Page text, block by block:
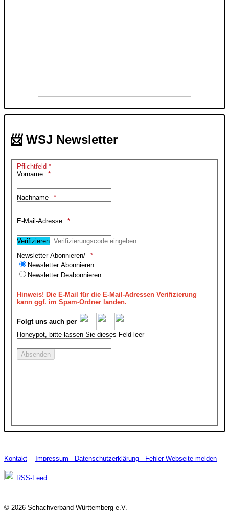
📨 WSJ Newsletter
Pflichtfeld *
Vorname
Nachname
E-Mail-Adresse
Verifizieren
Newsletter Abonnieren/
Newsletter Abonnieren
Newsletter Deabonnieren
Hinweis! Die E-Mail für die E-Mail-Adressen Verifizierung
kann ggf. im Spam-Ordner landen.
Folgt uns auch per
Honeypot, bitte lassen Sie dieses Feld leer
Kontakt Impressum Datenschutzerklärung Fehler Webseite melden
RSS-Feed
© 2026 Schachverband Württemberg e.V.